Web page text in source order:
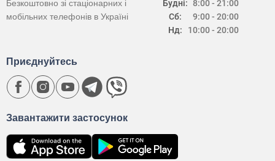
Будні:
Сб:
Нд:
8:00 - 21:00
9:00 - 20:00
10:00 - 20:00
Безкоштовно зі стаціонарних і
мобільних телефонів в Україні
Завантажити застосунок
Приєднуйтесь